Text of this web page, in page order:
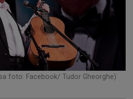
foto: Facebook/ Tudor Gheorghe)